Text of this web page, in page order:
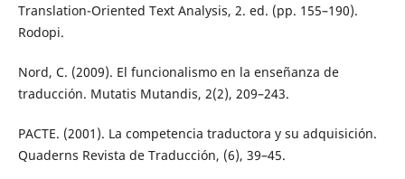
Translation-Oriented Text Analysis, 2. ed. (pp. 155–190).
Rodopi.
Nord, C. (2009). El funcionalismo en la enseñanza de
traducción. Mutatis Mutandis, 2(2), 209–243.
PACTE. (2001). La competencia traductora y su adquisición.
Quaderns Revista de Traducción, (6), 39–45.